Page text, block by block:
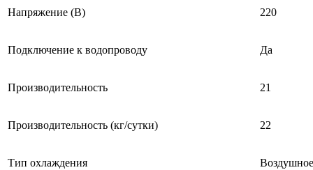
Напряжение (В) 220
Подключение к водопроводу Да
Производительность 21
Производительность (кг/сутки) 22
Тип охлаждения Воздушное